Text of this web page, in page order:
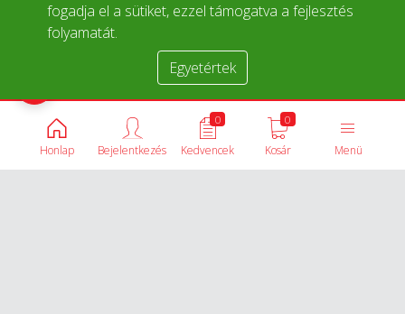
fogadja el a sütiket, ezzel támogatva a fejlesztés
folyamatát.
Egyetértek
Honlap Menü
0
Kosár
0
Kedvencek
Bejelentkezés
Termékek összehasonlítása